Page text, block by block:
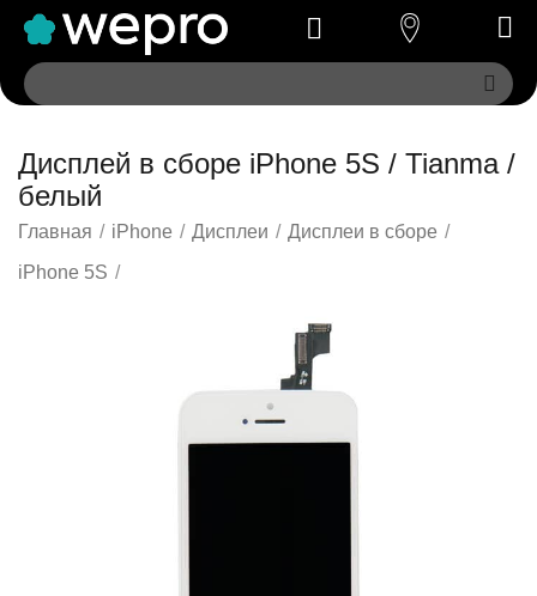
Дисплей в сборе iPhone 5S / Tianma /
белый
Главная / iPhone / Дисплеи / Дисплеи в сборе /
iPhone 5S /